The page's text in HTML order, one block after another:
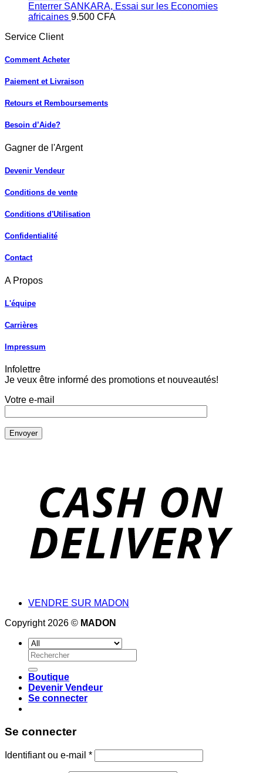
Enterrer SANKARA, Essai sur les Economies
africaines 9.500 CFA
Service Client
Comment Acheter
Paiement et Livraison
Retours et Remboursements
Besoin d’Aide?
Gagner de l'Argent
Devenir Vendeur
Conditions de vente
Conditions d'Utilisation
Confidentialité
Contact
A Propos
L'équipe
Carrières
Impressum
Infolettre
Je veux être informé des promotions et nouveautés!
Votre e-mail
VENDRE SUR MADON
Copyright 2026 © MADON
Recherche
pour :
Boutique
Devenir Vendeur
Se connecter
Se connecter
Identifiant ou e-mail *